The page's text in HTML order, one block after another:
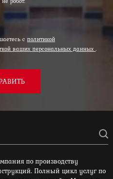
с политикой
ваших персональных данных .
по производству
Полный цикл услуг по